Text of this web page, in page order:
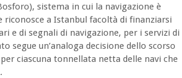
sistema in cui la navigazione è
riconosce a Istanbul facoltà di finanziarsi
e di segnali di navigazione, per i servizi di
segue un’analoga decisione dello scorso
ciascuna tonnellata netta delle navi che